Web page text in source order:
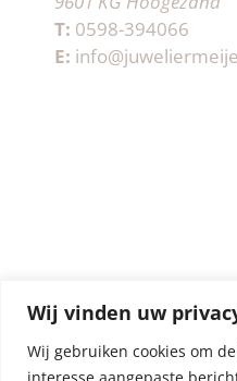
Wij vinden uw
Wij gebruiken cookies om
interesse aangepaste
T: 0598-394066
E: